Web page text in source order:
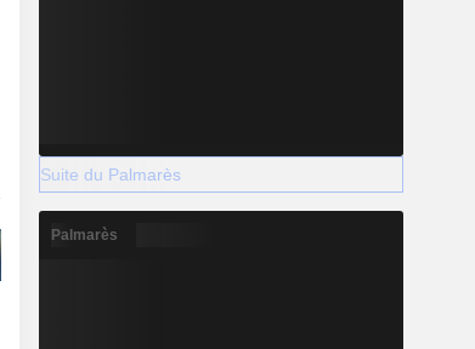
Suite du Palmarès
Palmarès